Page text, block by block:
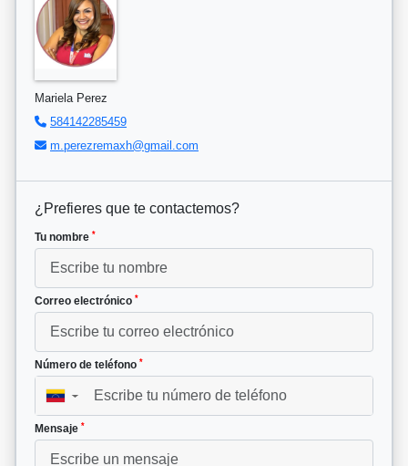
Mariela Perez
584142285459
m.perezremaxh@gmail.com
¿Prefieres que te contactemos?
Tu nombre *
Correo electrónico *
Número de teléfono *
▼
Mensaje *